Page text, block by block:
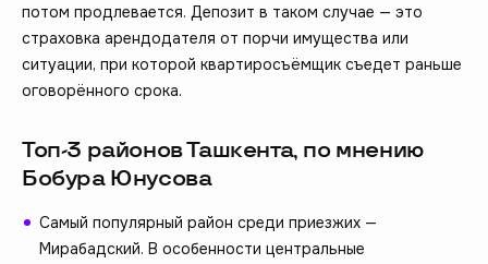
потом продлевается. Депозит в таком случае — это
страховка арендодателя от порчи имущества или
ситуации, при которой квартиросъёмщик съедет раньше
оговорённого срока.
Топ-3 районов Ташкента, по мнению
Бобура Юнусова
Самый популярный район среди приезжих —
Мирабадский. В особенности центральные